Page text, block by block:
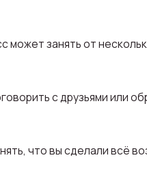
занять от
с друзьями или
что вы сделали всё